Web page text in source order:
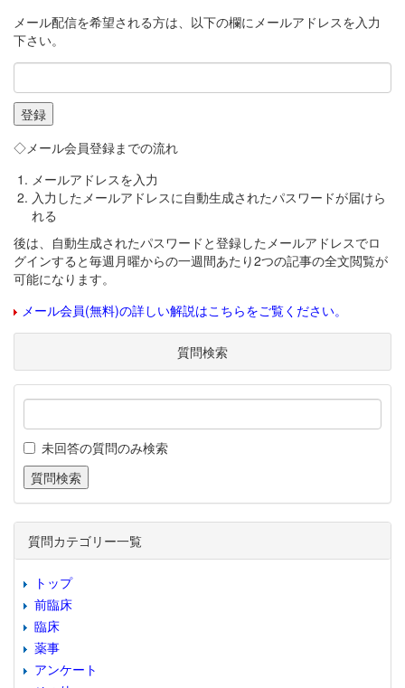
メール配信を希望される方は、以下の欄にメールアドレスを入力
下さい。
◇メール会員登録までの流れ
メールアドレスを入力
入力したメールアドレスに自動生成されたパスワードが届けら
れる
後は、自動生成されたパスワードと登録したメールアドレスでロ
グインすると毎週月曜からの一週間あたり2つの記事の全文閲覧が
可能になります。
メール会員(無料)の詳しい解説はこちらをご覧ください。
質問検索
未回答の質問のみ検索
質問カテゴリー一覧
トップ
前臨床
臨床
薬事
アンケート